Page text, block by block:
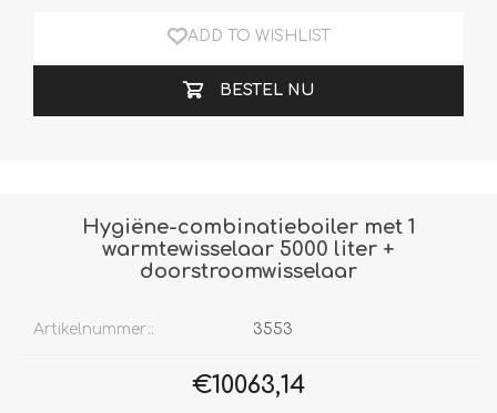
ADD TO WISHLIST
BESTEL NU
Hygiëne-combinatieboiler met 1
warmtewisselaar 5000 liter +
doorstroomwisselaar
Artikelnummer:: 3553
€10063,14